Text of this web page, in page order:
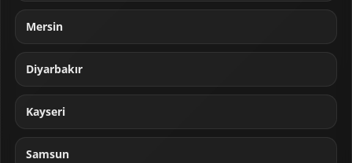
Mersin
Diyarbakır
Kayseri
Samsun